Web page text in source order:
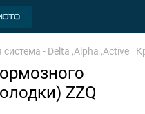
- Delta ,Alpha ,Active
ZZQ